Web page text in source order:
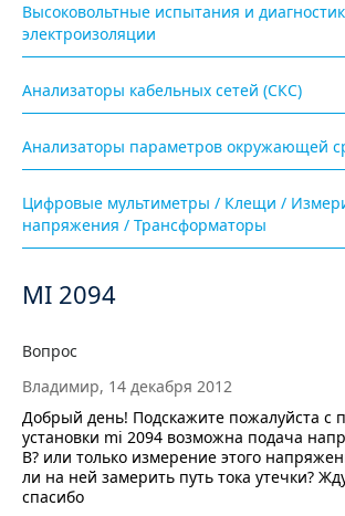
Высоковольтные испытания и
электроизоляции
Анализаторы кабельных сетей (СКС)
Анализаторы параметров окружающей
Цифровые мультиметры / Клещи /
напряжения / Трансформаторы
MI 2094
Вопрос
Владимир, 14 декабря 2012
Добрый день! Подскажите пожалуйста с
установки mi 2094 возможна подача
В? или только измерение этого
ли на ней замерить путь тока утечки?
спасибо